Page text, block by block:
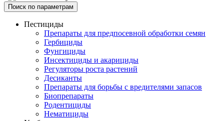
Поиск по параметрам
Пестициды
Препараты для предпосевной обработки семян
Гербициды
Фунгициды
Инсектициды и акарициды
Регуляторы роста растений
Десиканты
Препараты для борьбы с вредителями запасов
Биопрепараты
Родентициды
Нематициды